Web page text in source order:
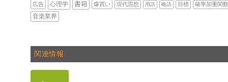
広告 心理学 書籍 爆買い 現代思想 用語 略語 目標 確率加重関数
音楽業界
関連情報